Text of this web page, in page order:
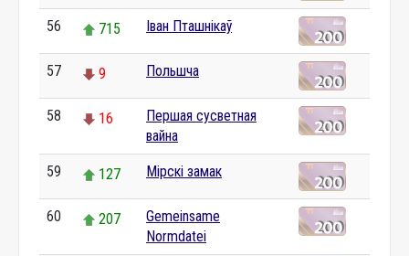
56 715 Іван Пташнікаў
57 9 Польшча
58 16
Першая сусветная
вайна
59 127 Мірскі замак
60 207
Gemeinsame
Normdatei